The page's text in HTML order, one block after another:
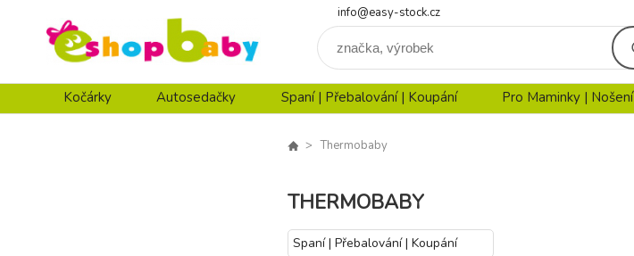
info@easy-stock.cz
Kočárky Autosedačky Spaní | Přebalování | Koupání Pro Maminky | Nošení
Thermobaby
THERMOBABY
Spaní | Přebalování | Koupání